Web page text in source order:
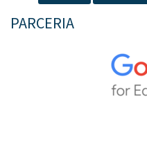
PARCERIA